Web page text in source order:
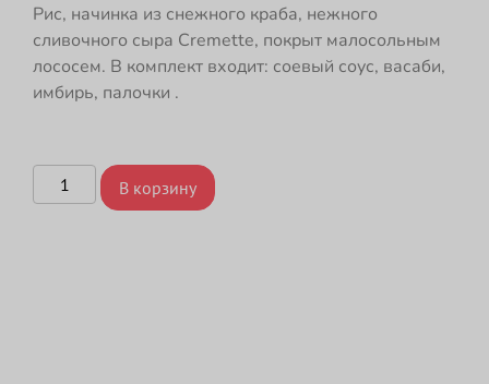
Рис, начинка из снежного краба, нежного
сливочного сыра Cremette, покрыт малосольным
лососем. В комплект входит: соевый соус, васаби,
имбирь, палочки .
В корзину